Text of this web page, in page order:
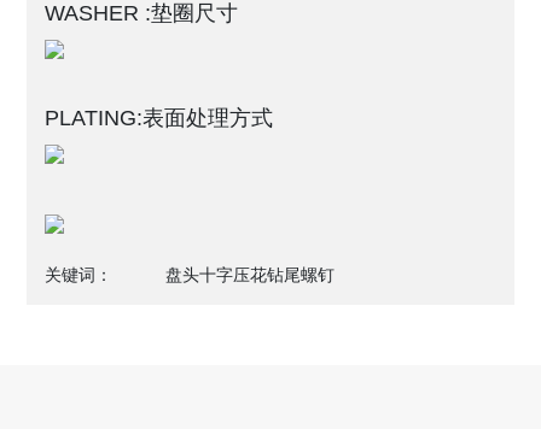
WASHER :垫圈尺寸
PLATING:表面处理方式
关键词： 盘头十字压花钻尾螺钉